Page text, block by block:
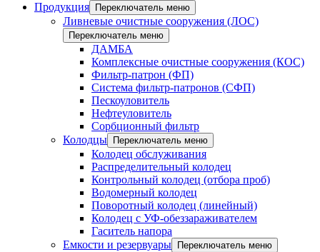
Продукция
Переключатель меню
Ливневые очистные сооружения (ЛОС)
Переключатель меню
ДАМБА
Комплексные очистные сооружения (КОС)
Фильтр-патрон (ФП)
Система фильтр-патронов (СФП)
Пескоуловитель
Нефтеуловитель
Сорбционный фильтр
Колодцы
Переключатель меню
Колодец обслуживания
Распределительный колодец
Контрольный колодец (отбора проб)
Водомерный колодец
Поворотный колодец (линейный)
Колодец с УФ-обеззараживателем
Гаситель напора
Емкости и резервуары
Переключатель меню